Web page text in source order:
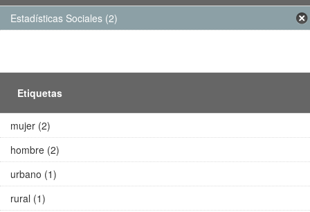
Estadísticas Sociales (2)
Etiquetas
mujer (2)
hombre (2)
urbano (1)
rural (1)